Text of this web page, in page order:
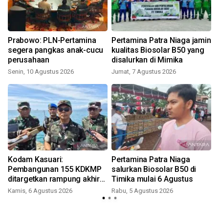
Prabowo: PLN-Pertamina
segera pangkas anak-cucu
perusahaan
Senin, 10 Agustus 2026
Pertamina Patra Niaga jamin
kualitas Biosolar B50 yang
disalurkan di Mimika
Jumat, 7 Agustus 2026
Kodam Kasuari:
Pembangunan 155 KDKMP
ditargetkan rampung akhir
Agustus
Kamis, 6 Agustus 2026
Pertamina Patra Niaga
salurkan Biosolar B50 di
Timika mulai 6 Agustus
Rabu, 5 Agustus 2026